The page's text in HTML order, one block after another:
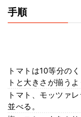
手順
トマトは10等分の
トと大きさが揃う
トマト、モッツァ
並べる。